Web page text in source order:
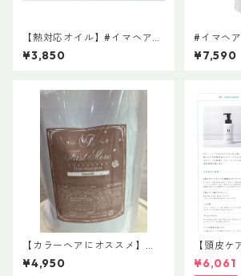
【熱対応オイル】#イマヘアケ
アオイル 75mL 洗い流さな
いトリートメント
¥3,850
#イマヘ
800g レ
メント・
¥7,590
【カラーヘアにオススメ】
【お得サイズ】ファーストモ
ア スムースシャンプープラ
¥4,950
【頭皮
皮用シャ
ントセット
¥6,061